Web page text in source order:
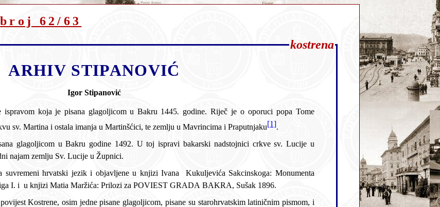
broj 62/63
kostrena
ARHIV STIPANOVIĆ
Igor Stipanović
ispravom koja je pisana glagoljicom u Bakru 1445. godine. Riječ je o oporuci popa Tome
Partinića koji ostavlja nasljednicima crkvu sv. Martina i ostala imanja u Martinšćici, te zemlju u Mavrincima i Praputnjaku[1].
vlahu Smoljanu u nasljedni najam zemlju Sv. Lucije u Župnici.
Ove dvije isprave prevedene su na suvremeni hrvatski jezik i objavljene u knjizi Ivana Kukuljevića Sakcinskoga: Monumenta
I. i u knjizi
Matia Maržića: Prilozi za POVIEST GRADA BAKRA, Sušak 1896.
glagoljicom, pisane su starohrvatskim latiničnim pismom, i